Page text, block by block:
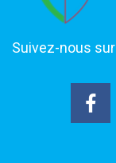
Suivez-nous sur